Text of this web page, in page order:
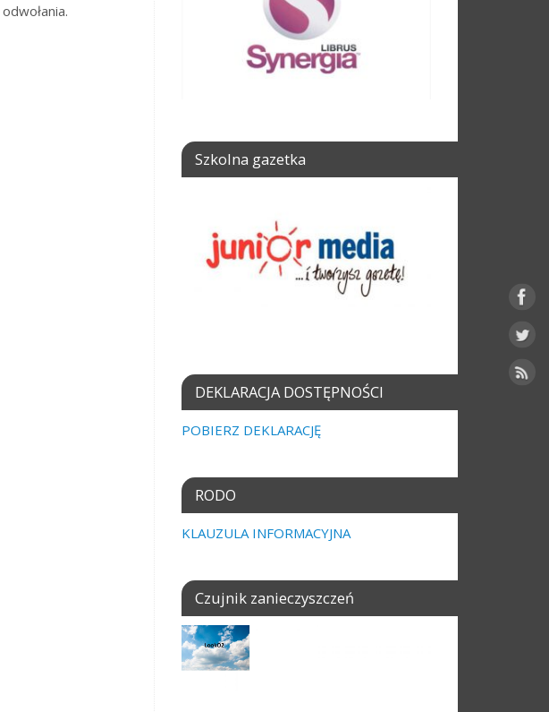
Szkolna gazetka
DEKLARACJA DOSTĘPNOŚCI
POBIERZ DEKLARACJĘ
RODO
KLAUZULA INFORMACYJNA
Czujnik zanieczyszczeń